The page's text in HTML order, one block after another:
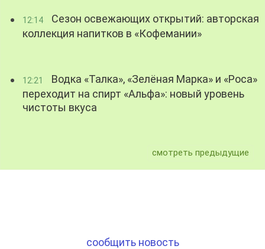
12:14
Сезон освежающих открытий: авторская
коллекция напитков в «Кофемании»
12:21
Водка «Талка», «Зелёная Марка» и «Роса»
переходит на спирт «Альфа»: новый уровень
чистоты вкуса
смотреть предыдущие
сообщить новость